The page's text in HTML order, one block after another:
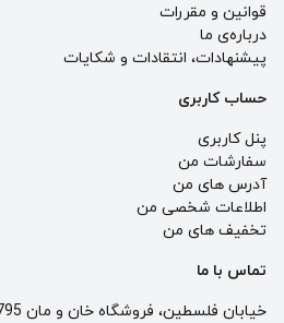
قوانین و مقررات
درباره‌ی ما
پيشنهادات، انتقادات و شكايات
حساب کاربری
پنل کاربری
سفارشات من
آدرس های من
اطلاعات شخصی من
تخفیف های من
تماس با ما
خیابان فلسطین، فروشگاه خان و مان 7951934795 قشم ایران